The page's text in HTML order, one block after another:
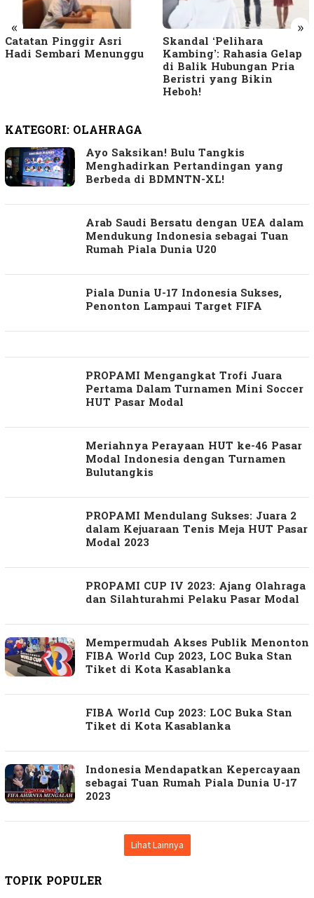
« »
Catatan Pinggir Asri
Hadi Sembari Menunggu
Skandal ‘Pelihara
Kambing’: Rahasia Gelap
di Balik Hubungan Pria
Beristri yang Bikin
Heboh!
KATEGORI: OLAHRAGA
Ayo Saksikan! Bulu Tangkis
Menghadirkan Pertandingan yang
Berbeda di BDMNTN-XL!
Arab Saudi Bersatu dengan UEA dalam
Mendukung Indonesia sebagai Tuan
Rumah Piala Dunia U20
Piala Dunia U-17 Indonesia Sukses,
Penonton Lampaui Target FIFA
PROPAMI Mengangkat Trofi Juara
Pertama Dalam Turnamen Mini Soccer
HUT Pasar Modal
Meriahnya Perayaan HUT ke-46 Pasar
Modal Indonesia dengan Turnamen
Bulutangkis
PROPAMI Mendulang Sukses: Juara 2
dalam Kejuaraan Tenis Meja HUT Pasar
Modal 2023
PROPAMI CUP IV 2023: Ajang Olahraga
dan Silahturahmi Pelaku Pasar Modal
Mempermudah Akses Publik Menonton
FIBA World Cup 2023, LOC Buka Stan
Tiket di Kota Kasablanka
FIBA World Cup 2023: LOC Buka Stan
Tiket di Kota Kasablanka
Indonesia Mendapatkan Kepercayaan
sebagai Tuan Rumah Piala Dunia U-17
2023
Lihat Lainnya
TOPIK POPULER